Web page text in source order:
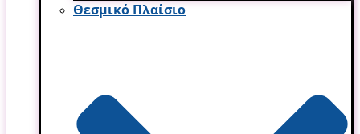
Θεσμικό Πλαίσιο